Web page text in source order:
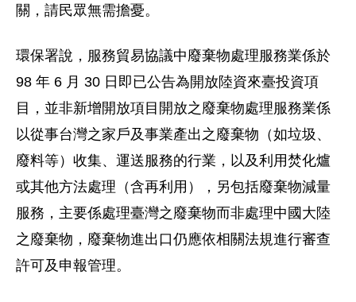
關，請民眾無需擔憂。
環保署說，服務貿易協議中廢棄物處理服務業係於
98 年 6 月 30 日即已公告為開放陸資來臺投資項
目，並非新增開放項目開放之廢棄物處理服務業係
以從事台灣之家戶及事業產出之廢棄物（如垃圾、
廢料等）收集、運送服務的行業，以及利用焚化爐
或其他方法處理（含再利用），另包括廢棄物減量
服務，主要係處理臺灣之廢棄物而非處理中國大陸
之廢棄物，廢棄物進出口仍應依相關法規進行審查
許可及申報管理。